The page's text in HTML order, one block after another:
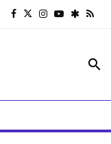
search